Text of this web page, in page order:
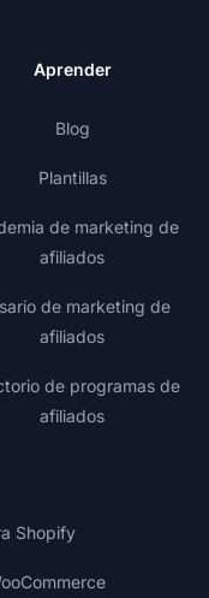
Aprender
Blog
Plantillas
de marketing de
afiliados
de marketing de
afiliados
de programas de
afiliados
Shopify